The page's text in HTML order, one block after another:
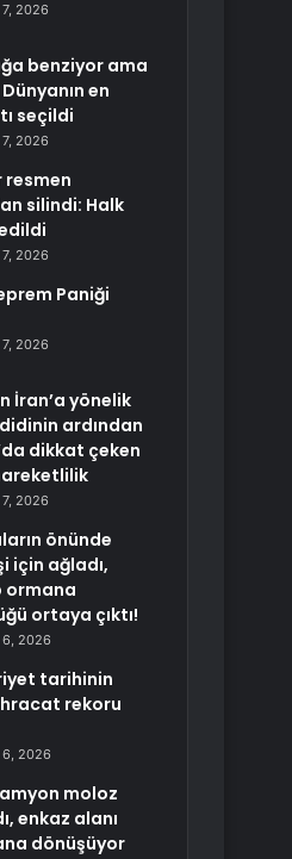
2026
benziyor ama
en
seçildi
2026
resmen
silindi: Halk
2026
Paniği
2026
İran’a yönelik
ardından
dikkat çeken
2026
önünde
için ağladı,
ormana
ortaya çıktı!
2026
tarihinin
rekoru
2026
moloz
enkaz alanı
dönüşüyor